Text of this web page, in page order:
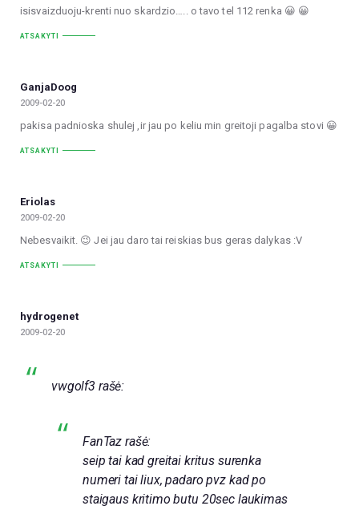
isisvaizduoju-krenti nuo skardzio….. o tavo tel 112 renka 😀 😀
ATSAKYTI
GanjaDoog
2009-02-20
pakisa padnioska shulej ,ir jau po keliu min greitoji pagalba stovi 😀
ATSAKYTI
Eriolas
2009-02-20
Nebesvaikit. 😉 Jei jau daro tai reiskias bus geras dalykas :V
ATSAKYTI
hydrogenet
2009-02-20
vwgolf3 rašė:
FanTaz rašė:
seip tai kad greitai kritus surenka
numeri tai liux, padaro pvz kad po
staigaus kritimo butu 20sec laukimas